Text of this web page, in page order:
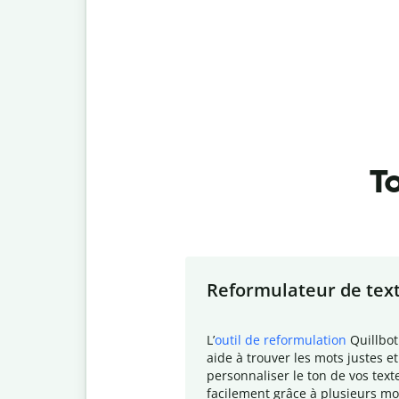
Reformulateur de
L ’outil de reformulation
aide à trouver les mots justes
personnaliser le ton de vos
facilement grâce à plusieurs